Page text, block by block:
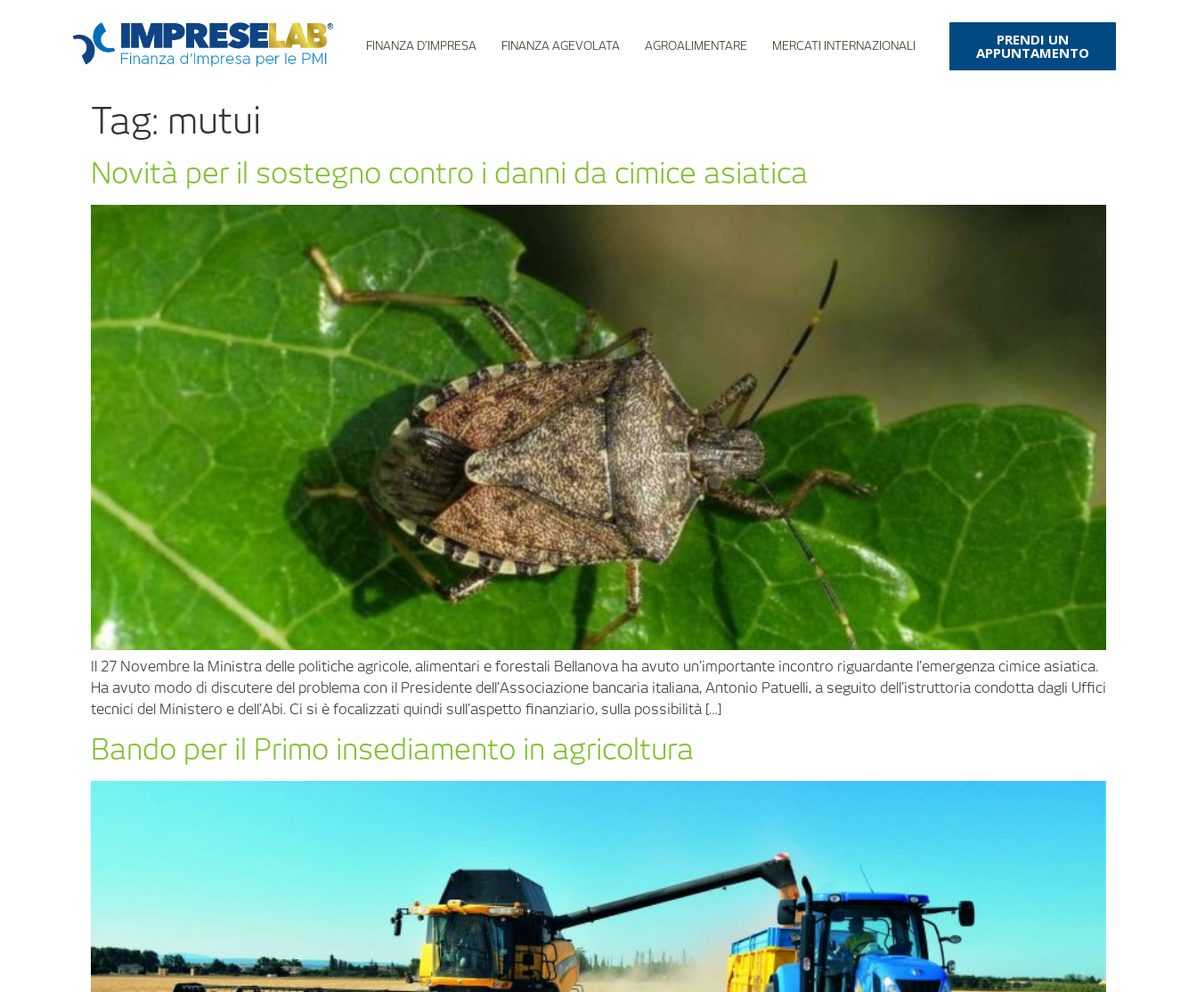
FINANZA D’IMPRESA FINANZA AGEVOLATA AGROALIMENTARE MERCATI INTERNAZIONALI PRENDI UN
APPUNTAMENTO
Tag: mutui
Novità per il sostegno contro i danni da cimice asiatica
Il 27 Novembre la Ministra delle politiche agricole, alimentari e forestali Bellanova ha avuto un’importante incontro riguardante l’emergenza cimice asiatica.
Ha avuto modo di discutere del problema con il Presidente dell’Associazione bancaria italiana, Antonio Patuelli, a seguito dell’istruttoria condotta dagli Uffici
tecnici del Ministero e dell’Abi. Ci si è focalizzati quindi sull’aspetto finanziario, sulla possibilità […]
Bando per il Primo insediamento in agricoltura